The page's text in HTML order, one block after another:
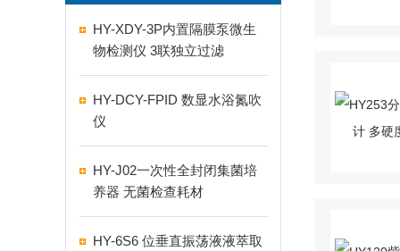
HY-XDY-3P内置隔膜泵微生
物检测仪 3联独立过滤
HY-DCY-FPID 数显水浴氮吹
仪
HY-J02一次性全封闭集菌培
养器 无菌检查耗材
HY-6S6 位垂直振荡液液萃取